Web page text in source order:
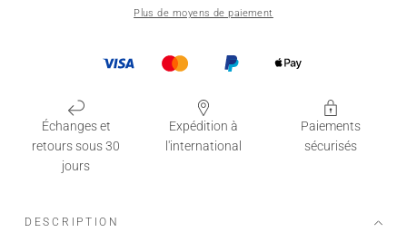
Plus de moyens de paiement
Échanges et
retours sous 30
jours
Expédition à
l'international
Paiements
sécurisés
DESCRIPTION